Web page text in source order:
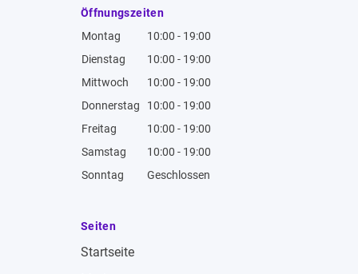
Öffnungszeiten
Montag
10:00 - 19:00
Dienstag
10:00 - 19:00
Mittwoch
10:00 - 19:00
Donnerstag
10:00 - 19:00
Freitag
10:00 - 19:00
Samstag
10:00 - 19:00
Sonntag
Geschlossen
Seiten
Startseite